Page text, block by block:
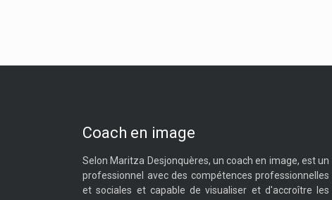
Coach en image
Selon Maritza Desjonquères, un coach en image, est un
professionnel avec des compétences professionnelles
et sociales et capable de visualiser et d'accroître les